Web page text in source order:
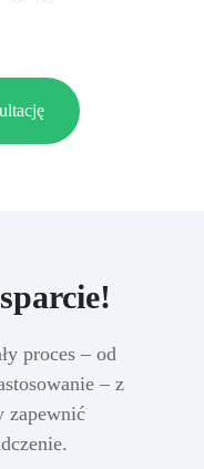
proces – od
– z
zapewnić